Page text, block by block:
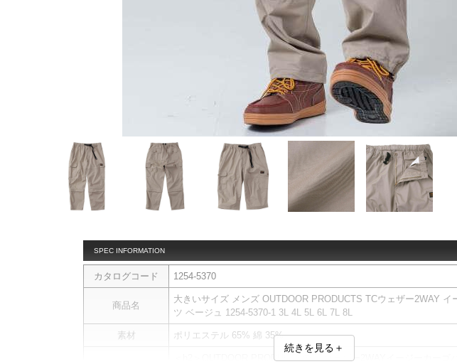
SPEC INFORMATION
カタログコード 1254-5370
商品名
大きいサイズ メンズ OUTDOOR PRODUCTS TCウェザー2WAY イ
ツ ベージュ 1254-5370-1 3L 4L 5L 6L 7L 8L
素材 ポリエステル 65% 綿 35%
＜h2＞OUTDOOR PRODUCTSのTCウェザー2WAYイージーカーゴ
続きを見る＋